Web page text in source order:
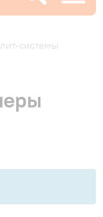
системы